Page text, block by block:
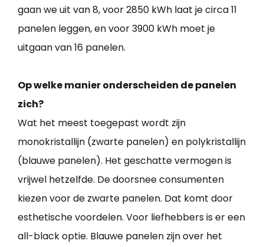
gaan we uit van 8, voor 2850 kWh laat je circa 11
panelen leggen, en voor 3900 kWh moet je
uitgaan van 16 panelen.
Op welke manier onderscheiden de panelen
zich?
Wat het meest toegepast wordt zijn
monokristallijn (zwarte panelen) en polykristallijn
(blauwe panelen). Het geschatte vermogen is
vrijwel hetzelfde. De doorsnee consumenten
kiezen voor de zwarte panelen. Dat komt door
esthetische voordelen. Voor liefhebbers is er een
all-black optie. Blauwe panelen zijn over het